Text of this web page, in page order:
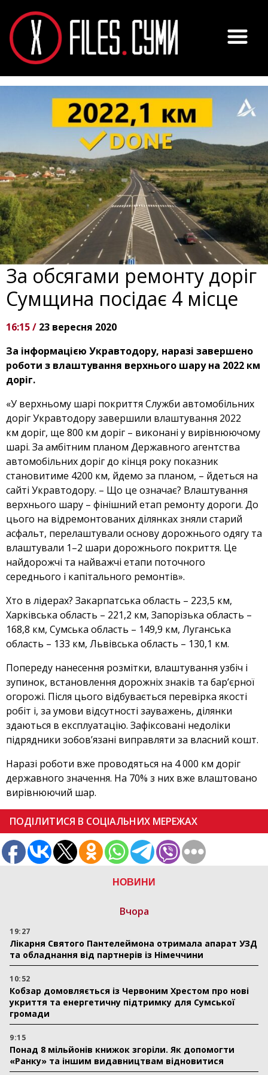
НОВИНИ
Вчора
19:27
Лікарня Святого Пантелеймона отримала апарат УЗД
та обладнання від партнерів із Німеччини
10:52
Кобзар домовляється із Червоним Хрестом про нові
укриття та енергетичну підтримку для Сумської
громади
9:15
Понад 8 мільйонів книжок згоріли. Як допомогти
«Ранку» та іншим видавництвам відновитися
За обсягами ремонту доріг
Сумщина посідає 4 місце
16:15 / 23 вересня 2020
За інформацією Укравтодору, наразі завершено
роботи з влаштування верхнього шару на 2022 км
доріг.
«У верхньому шарі покриття Служби автомобільних
доріг Укравтодору завершили влаштування 2022
км доріг, ще 800 км доріг – виконані у вирівнюючому
шарі. За амбітним планом Державного агентства
автомобільних доріг до кінця року показник
становитиме 4200 км, йдемо за планом, – йдеться на
сайті Укравтодору. – Що це означає? Влаштування
верхнього шару – фінішний етап ремонту дороги. До
цього на відремонтованих ділянках зняли старий
асфальт, перелаштували основу дорожнього одягу та
влаштували 1–2 шари дорожнього покриття. Це
найдорожчі та найважчі етапи поточного
середнього і капітального ремонтів».
Хто в лідерах? Закарпатська область – 223,5 км,
Харківська область – 221,2 км, Запорізька область –
168,8 км, Сумська область – 149,9 км, Луганська
область – 133 км, Львівська область – 130,1 км.
Попереду нанесення розмітки, влаштування узбіч і
зупинок, встановлення дорожніх знаків та бар’єрної
огорожі. Після цього відбувається перевірка якості
робіт і, за умови відсутності зауважень, ділянки
здаються в експлуатацію. Зафіксовані недоліки
підрядники зобов’язані виправляти за власний кошт.
Наразі роботи вже проводяться на 4 000 км доріг
державного значення. На 70% з них вже влаштовано
вирівнюючий шар.
ПОДІЛИТИСЯ В СОЦІАЛЬНИХ МЕРЕЖАХ